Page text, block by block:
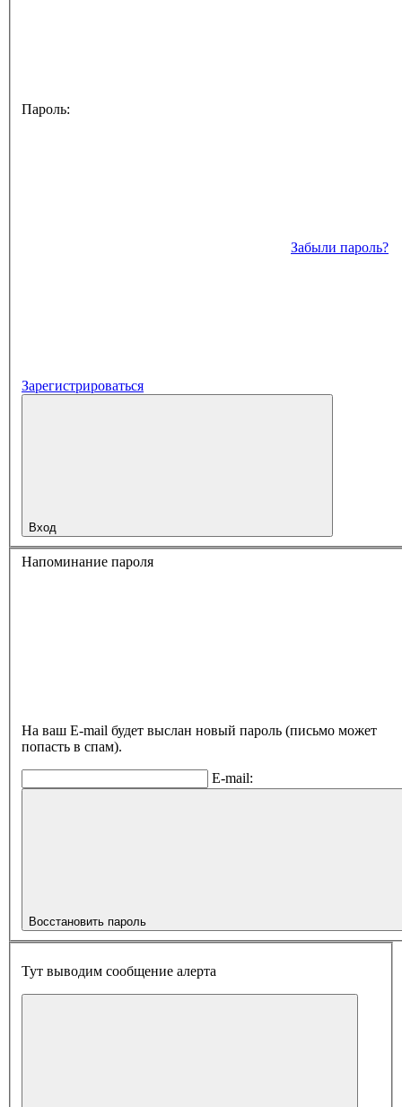
Пароль:
Забыли пароль?
Зарегистрироваться
Вход
Напоминание пароля
На ваш E-mail будет выслан новый пароль (письмо может
попасть в спам).
E-mail:
Восстановить пароль
Тут выводим сообщение алерта